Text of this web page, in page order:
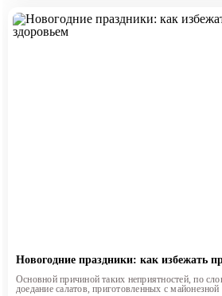
Новогодние праздники: как избежать
Основной причиной таких неприятностей, по
доедание салатов, приготовленных с майонезной